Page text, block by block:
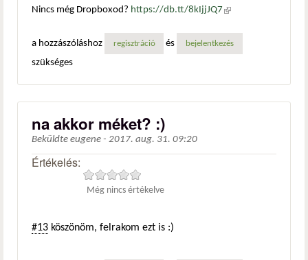
Nincs még Dropboxod? https://db.tt/8kIjjJQ7 (külső
a hozzászóláshoz
regisztráció és bejelentkezés
szükséges
na akkor méket? :)
Beküldte eugene - 2017. aug. 31. 09:20
Értékelés:
Még nincs értékelve
#13 köszönöm, felrakom ezt is :)